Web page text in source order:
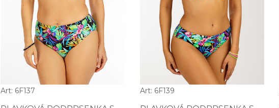
Art: 6F137 Art: 6F139